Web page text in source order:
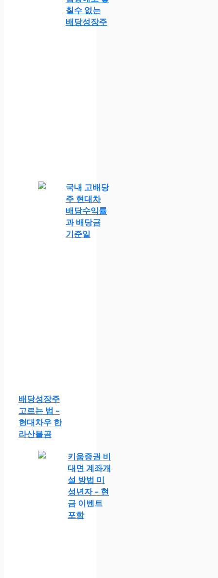
칠수 없는
배당성장주
국내 고배당
주 현대차
배당수익률
과 배당금
기준일
배당성장주
고르는 법 –
현대차우 한
라산불곰
키움증권 비
대면 계좌개
설 방법 미
성년자 – 현
금 이벤트
포함